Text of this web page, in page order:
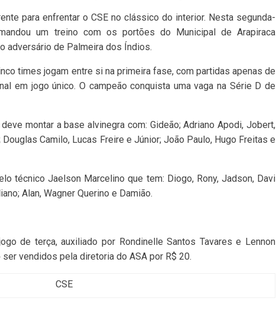
para enfrentar o CSE no clássico do interior. Nesta segunda-
um treino com os portões do Municipal de Arapiraca
adversário de Palmeira dos Índios.
times jogam entre si na primeira fase, com partidas apenas de
em jogo único. O campeão conquista uma vaga na Série D de
montar a base alvinegra com: Gideão; Adriano Apodi, Jobert,
Camilo, Lucas Freire e Júnior; João Paulo, Hugo Freitas e
técnico Jaelson Marcelino que tem: Diogo, Rony, Jadson, Davi
Alan, Wagner Querino e Damião.
de terça, auxiliado por Rondinelle Santos Tavares e Lennon
vendidos pela diretoria do ASA por R$ 20.
CSE